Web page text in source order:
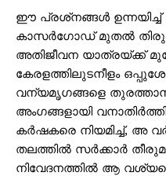
ഈ പ്രശ്‌നങ്ങൾ
കാസർഗോഡ് മുതൽ
അതിജീവന യാത്രയ്ക്ക്
കേരളത്തിലുടനീളം
വന്യമൃഗങ്ങളെ
അംഗങ്ങളായി
കർഷകരെ നിയമിച്ച്, അ
തലത്തിൽ സർക്കാർ
നിവേദനത്തിൽ ആ